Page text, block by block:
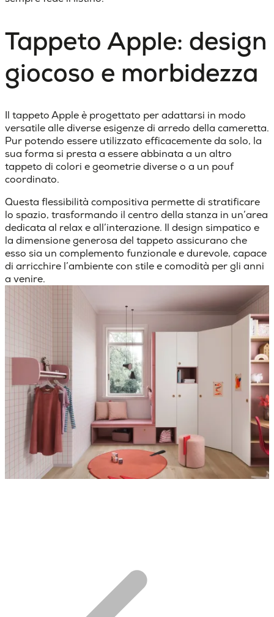
Tappeto Apple: design
giocoso e morbidezza
Il tappeto Apple è progettato per adattarsi in modo
versatile alle diverse esigenze di arredo della cameretta.
Pur potendo essere utilizzato efficacemente da solo, la
sua forma si presta a essere abbinata a un altro
tappeto di colori e geometrie diverse o a un pouf
coordinato.
Questa flessibilità compositiva permette di stratificare
lo spazio, trasformando il centro della stanza in un’area
dedicata al relax e all’interazione. Il design simpatico e
la dimensione generosa del tappeto assicurano che
esso sia un complemento funzionale e durevole, capace
di arricchire l’ambiente con stile e comodità per gli anni
a venire.